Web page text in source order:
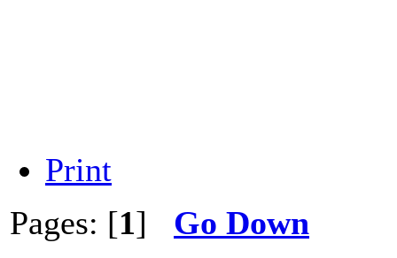
Print
Pages: [1] Go Down